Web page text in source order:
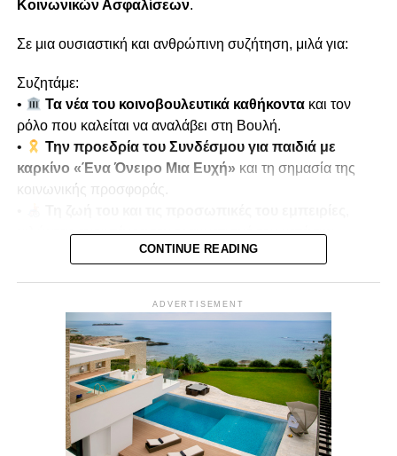
Κοινωνικών Ασφαλίσεων.
Σε μια ουσιαστική και ανθρώπινη συζήτηση, μιλά για:
Συζητάμε:
•
Τα νέα του κοινοβουλευτικά καθήκοντακαι τον
ρόλο που καλείται να αναλάβει στη Βουλή.
•
Την προεδρία του Συνδέσμου για παιδιά με
καρκίνο «Ένα Όνειρο Μια Ευχή» και τη σημασία της
κοινωνικής προσφοράς.
μιλώντας ανοιχτά για τον τραυματισμό του κατά την
τουρκική εισβολή του 1974.
Παρουσιάζει οΜίκης Κασάπης
Δευτέρα 22/12 στις 7μμ
Vouli Report— αποκλειστικά στοVouli.TV
CONTINUE READING
ADVERTISEMENT